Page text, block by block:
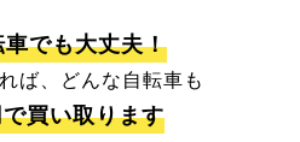
でも大丈夫！
ば、どんな自転車も
買い取ります